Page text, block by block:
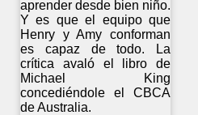
aprender desde bien niño.
Y es que el equipo que
Henry y Amy conforman
es capaz de todo. La
crítica avaló el libro de
Michael King
concediéndole el CBCA
de Australia.